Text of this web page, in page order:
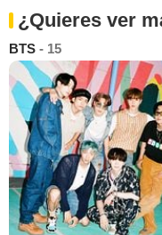
¿Quieres ver
BTS - 15